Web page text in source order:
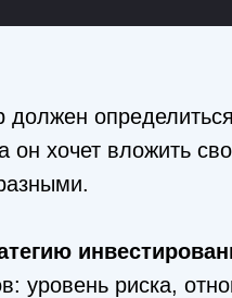
он хочет вложить
уровень риска,